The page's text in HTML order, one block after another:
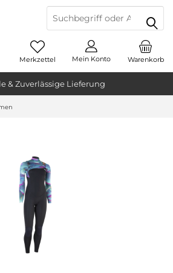
& Zuverlässige Lieferung
Warenkorb
Merkzettel Mein Konto